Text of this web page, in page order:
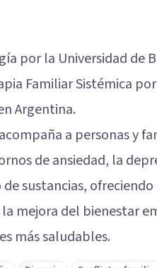
por la Universidad de
Familiar Sistémica
Argentina.
a personas y
de ansiedad, la
sustancias, ofreciendo
mejora del bienestar
más saludables.